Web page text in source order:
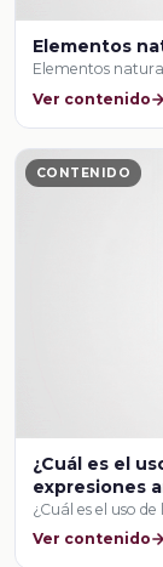
Elementos
Elementos
Ver contenido
CONTENIDO
¿Cuál es el
expresiones
¿Cuál es el uso
Ver contenido